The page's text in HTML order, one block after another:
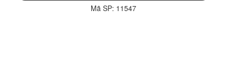
Mã SP: 11547